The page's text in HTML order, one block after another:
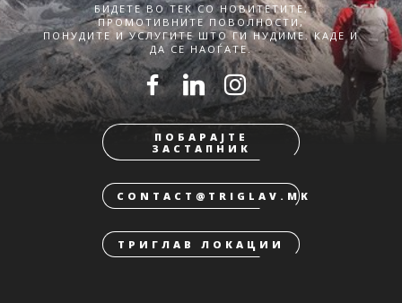
БИДЕТЕ ВО ТЕК СО НОВИТЕТИТЕ,
ПРОМОТИВНИТЕ ПОВОЛНОСТИ,
ПОНУДИТЕ И УСЛУГИТЕ ШТО ГИ НУДИМЕ. КАДЕ И
ДА СЕ НАОЃАТЕ.
ПОБАРАЈТЕ
ЗАСТАПНИК
CONTACT@TRIGLAV.MK
ТРИГЛАВ ЛОКАЦИИ